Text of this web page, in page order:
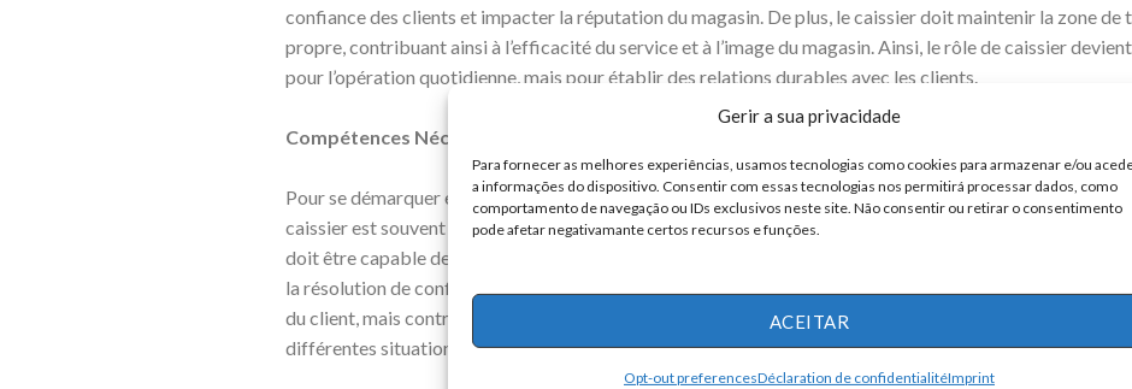
Gerir a sua privacidade
Para fornecer as melhores experiências, usamos tecnologias como cookies para armazenar e/ou
a informações do dispositivo. Consentir com essas tecnologias nos permitirá processar dados, como
comportamento de navegação ou IDs exclusivos neste site. Não consentir ou retirar o consentimento
pode afetar negativamante certos recursos e funções.
ACEITAR
Opt-out preferencesDéclaration de confidentialitéImprint
confiance des clients et impacter la réputation du magasin. De plus, le caissier doit maintenir la zone de
propre, contribuant ainsi à l’efficacité du service et à l’image du magasin. Ainsi, le rôle de caissier
pour l’opération quotidienne, mais pour établir des relations durables avec les clients.
Compétences Nécessaires pour le Poste
Pour se démarquer en tant que caissier, il est nécessaire de développer des compétences en
caissier est souvent la dernière interaction que le client a avant de quitter le magasin. En plus d’être
doit être capable de résoudre rapidement des problèmes, y compris la gestion des files d’attente
la résolution de conflits avec les clients de manière diplomatique. Ces compétences garantissent non
du client, mais contribuent également à un environnement de travail plus harmonieux et productif. La
différentes situations et à gérer la pression est fondamentale pour réussir dans ce poste, en faisant un